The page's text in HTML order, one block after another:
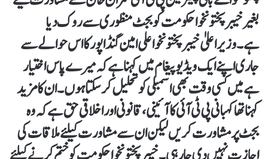
بغیر خیبر پختونخوا حکومت کو بجٹ منظوری سے روک دیا
ہے۔ وزیراعلیٰ خیبرپختونخوا علی امین گنڈاپور کا اس حوالے سے
جاری اپنے ایک ویڈیو پیغام میں کہنا ہے کہ میرے پاس اختیار
ہے میں کسی وقت بھی اسمبلی کو تحلیل کر سکتا ہوں۔ ان کا مزید
کہنا تھا کہبانی پی ٹی آئی کا آئینی، قانونی اور اخلاقی حق ہے کہ وہ
بجٹ پر مشاورت کریں لیکن ان سے مشاورت کیلئے ملاقات کی